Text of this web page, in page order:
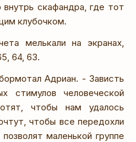
внутрь скафандра, где тот
клубочком.
мелькали на экранах,
64, 63.
Адриан. - Зависть
человеческой
чтобы нам удалось
чтобы все передохли
маленькой группе